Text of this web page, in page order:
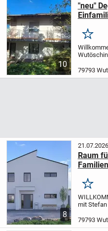
10
"neu"
Merken
eine
79793
8
21.07.2026
Raum
Merken
mit Stefan
Traum
79793